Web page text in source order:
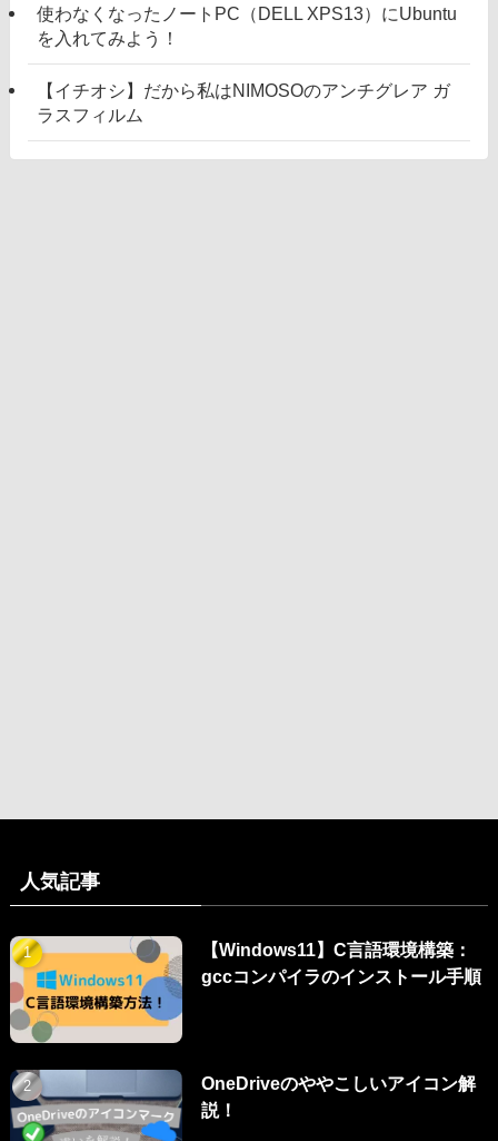
使わなくなったノートPC（DELL XPS13）にUbuntu
を入れてみよう！
【イチオシ】だから私はNIMOSOのアンチグレア ガ
ラスフィルム
人気記事
【Windows11】C言語環境構築：
gccコンパイラのインストール手順
OneDriveのややこしいアイコン解
説！